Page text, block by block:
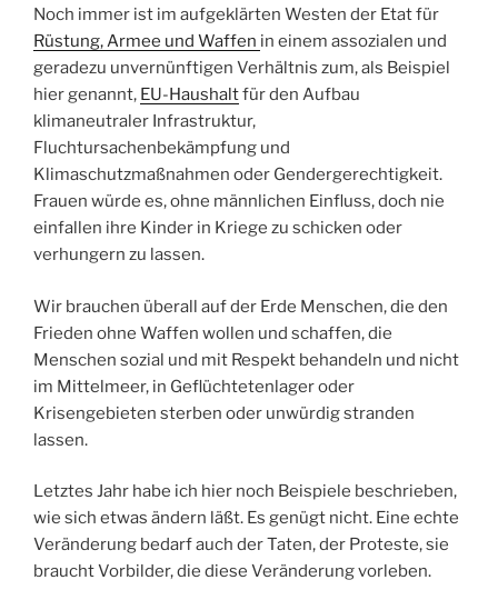
Noch immer ist im aufgeklärten Westen der Etat für
Rüstung, Armee und Waffen in einem assozialen und
geradezu unvernünftigen Verhältnis zum, als Beispiel
hier genannt, EU-Haushaltfür den Aufbau
klimaneutraler Infrastruktur,
Fluchtursachenbekämpfung und
Klimaschutzmaßnahmen oder Gendergerechtigkeit.
Frauen würde es, ohne männlichen Einfluss, doch nie
einfallen ihre Kinder in Kriege zu schicken oder
verhungern zu lassen.
Wir brauchen überall auf der Erde Menschen, die den
Frieden ohne Waffen wollen und schaffen, die
Menschen sozial und mit Respekt behandeln und nicht
im Mittelmeer, in Geflüchtetenlager oder
Krisengebieten sterben oder unwürdig stranden
lassen.
Letztes Jahr habe ich hier noch Beispiele beschrieben,
wie sich etwas ändern läßt. Es genügt nicht. Eine echte
Veränderung bedarf auch der Taten, der Proteste, sie
braucht Vorbilder, die diese Veränderung vorleben.